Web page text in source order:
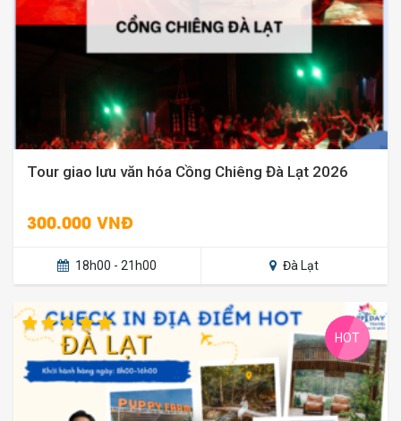
Tour giao lưu văn hóa Cồng Chiêng Đà Lạt 2026
300.000 VNĐ
18h00 - 21h00 Đà Lạt
HOT